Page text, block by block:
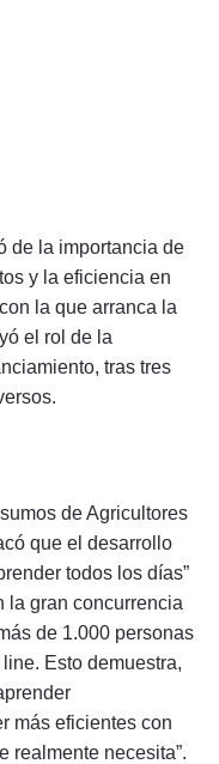
de la importancia de
y la eficiencia en
la que arranca la
el rol de la
tras tres
de Agricultores
que el desarrollo
todos los días”
la gran concurrencia
de 1.000 personas
Esto demuestra,
más eficientes con
realmente necesita”.